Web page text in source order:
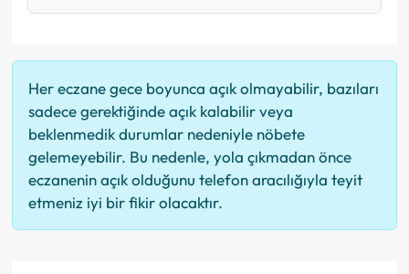
Her eczane gece boyunca açık olmayabilir, bazıları
sadece gerektiğinde açık kalabilir veya
beklenmedik durumlar nedeniyle nöbete
gelemeyebilir. Bu nedenle, yola çıkmadan önce
eczanenin açık olduğunu telefon aracılığıyla teyit
etmeniz iyi bir fikir olacaktır.